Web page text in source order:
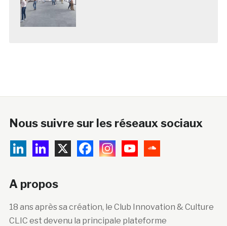
Nous suivre sur les réseaux sociaux
A propos
18 ans après sa création, le Club Innovation & Culture
CLIC est devenu la principale plateforme